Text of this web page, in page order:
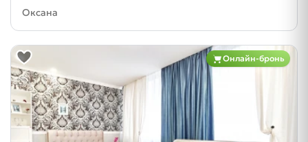
Оксана
Онлайн-бронь